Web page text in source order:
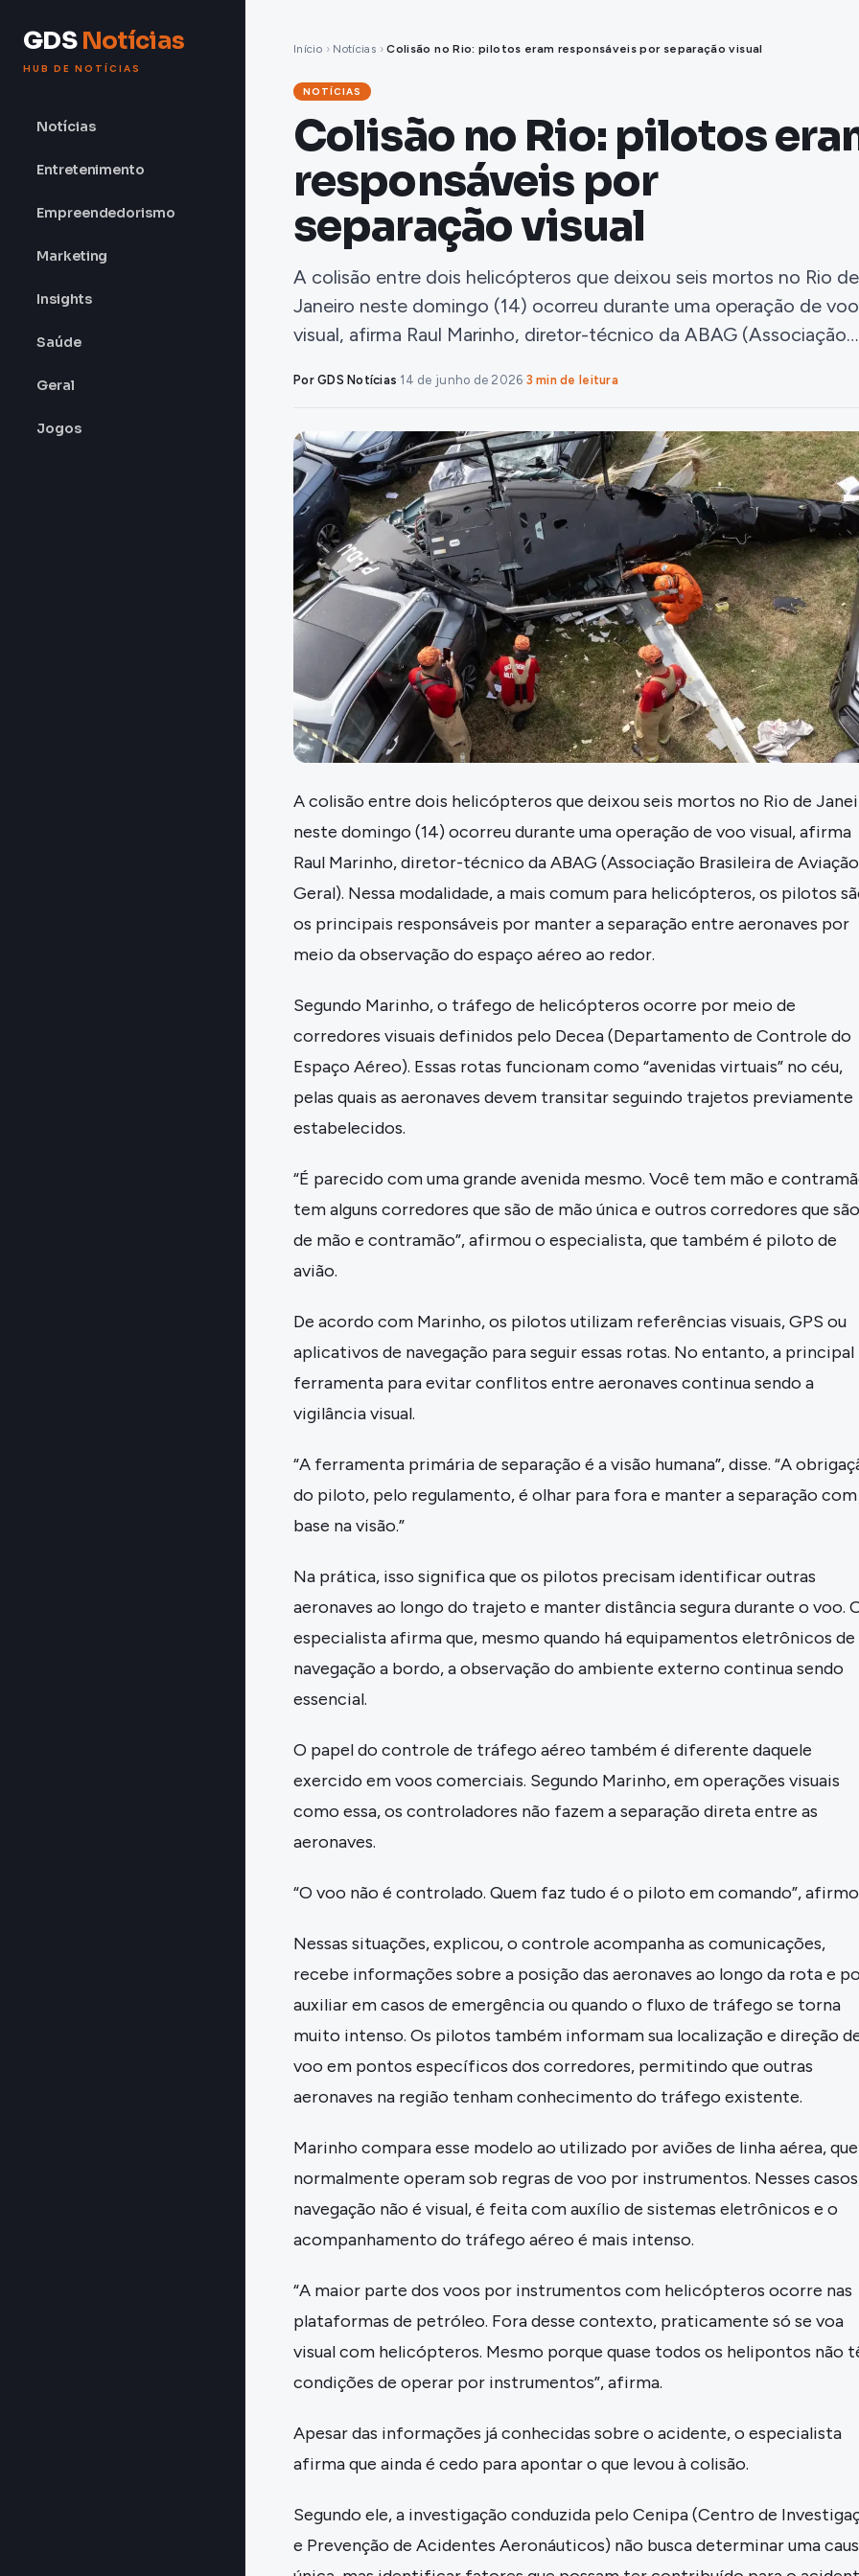
GDSNotícias
HUB DE NOTÍCIAS
Notícias
Entretenimento
Empreendedorismo
Marketing
Insights
Saúde
Geral
Jogos
Início › Notícias › Colisão no Rio: pilotos eram responsáveis por separação visual
NOTÍCIAS
Colisão no Rio: pilotos
responsáveis por
separação visual
A colisão entre dois helicópteros que deixou seis mortos no Rio de
Janeiro neste domingo (14) ocorreu durante uma operação de voo
visual, afirma Raul Marinho, diretor-técnico da ABAG (Associação…
Por GDS Notícias·14 de junho de 2026·3 min de leitura
A colisão entre dois helicópteros que deixou seis mortos no Rio de
neste domingo (14) ocorreu durante uma operação de voo visual, afirma
Raul Marinho, diretor-técnico da ABAG (Associação Brasileira de Aviação
Geral). Nessa modalidade, a mais comum para helicópteros, os pilotos
os principais responsáveis por manter a separação entre aeronaves por
meio da observação do espaço aéreo ao redor.
Segundo Marinho, o tráfego de helicópteros ocorre por meio de
corredores visuais definidos pelo Decea (Departamento de Controle do
Espaço Aéreo). Essas rotas funcionam como “avenidas virtuais” no céu,
pelas quais as aeronaves devem transitar seguindo trajetos previamente
estabelecidos.
“É parecido com uma grande avenida mesmo. Você tem mão e
tem alguns corredores que são de mão única e outros corredores que são
de mão e contramão”, afirmou o especialista, que também é piloto de
avião.
De acordo com Marinho, os pilotos utilizam referências visuais, GPS ou
aplicativos de navegação para seguir essas rotas. No entanto, a principal
ferramenta para evitar conflitos entre aeronaves continua sendo a
vigilância visual.
“A ferramenta primária de separação é a visão humana”, disse. “A
do piloto, pelo regulamento, é olhar para fora e manter a separação com
base na visão.”
Na prática, isso significa que os pilotos precisam identificar outras
aeronaves ao longo do trajeto e manter distância segura durante o voo.
especialista afirma que, mesmo quando há equipamentos eletrônicos de
navegação a bordo, a observação do ambiente externo continua sendo
essencial.
O papel do controle de tráfego aéreo também é diferente daquele
exercido em voos comerciais. Segundo Marinho, em operações visuais
como essa, os controladores não fazem a separação direta entre as
aeronaves.
“O voo não é controlado. Quem faz tudo é o piloto em comando”,
Nessas situações, explicou, o controle acompanha as comunicações,
recebe informações sobre a posição das aeronaves ao longo da rota e
auxiliar em casos de emergência ou quando o fluxo de tráfego se torna
muito intenso. Os pilotos também informam sua localização e direção
voo em pontos específicos dos corredores, permitindo que outras
aeronaves na região tenham conhecimento do tráfego existente.
Marinho compara esse modelo ao utilizado por aviões de linha aérea, que
normalmente operam sob regras de voo por instrumentos. Nesses
navegação não é visual, é feita com auxílio de sistemas eletrônicos e o
acompanhamento do tráfego aéreo é mais intenso.
“A maior parte dos voos por instrumentos com helicópteros ocorre nas
plataformas de petróleo. Fora desse contexto, praticamente só se voa
visual com helicópteros. Mesmo porque quase todos os helipontos não
condições de operar por instrumentos”, afirma.
Apesar das informações já conhecidas sobre o acidente, o especialista
afirma que ainda é cedo para apontar o que levou à colisão.
Segundo ele, a investigação conduzida pelo Cenipa (Centro de
e Prevenção de Acidentes Aeronáuticos) não busca determinar uma